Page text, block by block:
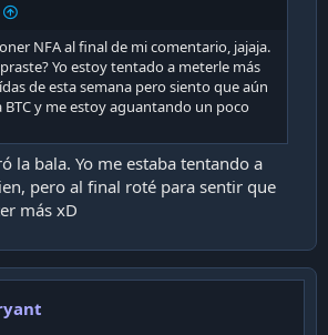
NFA al final de mi comentario, jajaja.
Yo estoy tentado a meterle más
de esta semana pero siento que aún
BTC y me estoy aguantando un poco
la bala. Yo me estaba tentando a
pero al final roté para sentir que
más xD